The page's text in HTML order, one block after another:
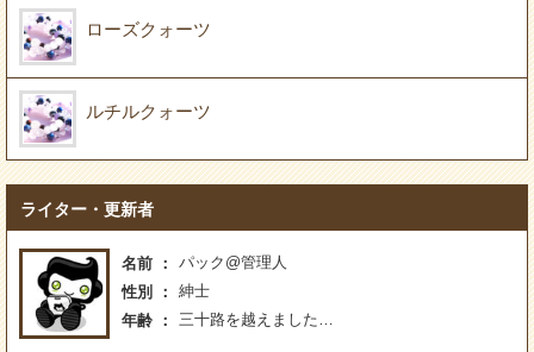
ローズクォーツ
ルチルクォーツ
ライター・更新者
名前
パック@管理人
性別
紳士
年齢
三十路を越えました…